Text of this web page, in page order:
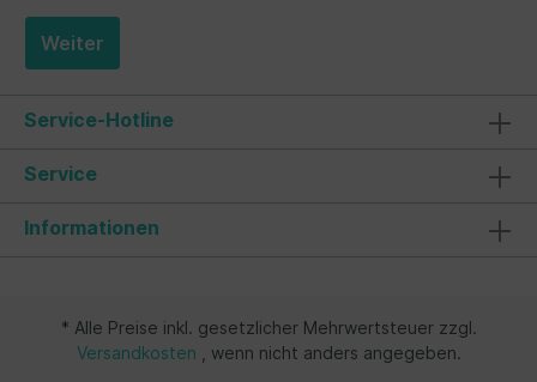
Weiter
Service-Hotline
Service
Informationen
* Alle Preise inkl. gesetzlicher Mehrwertsteuer zzgl.
Versandkosten , wenn nicht anders angegeben.